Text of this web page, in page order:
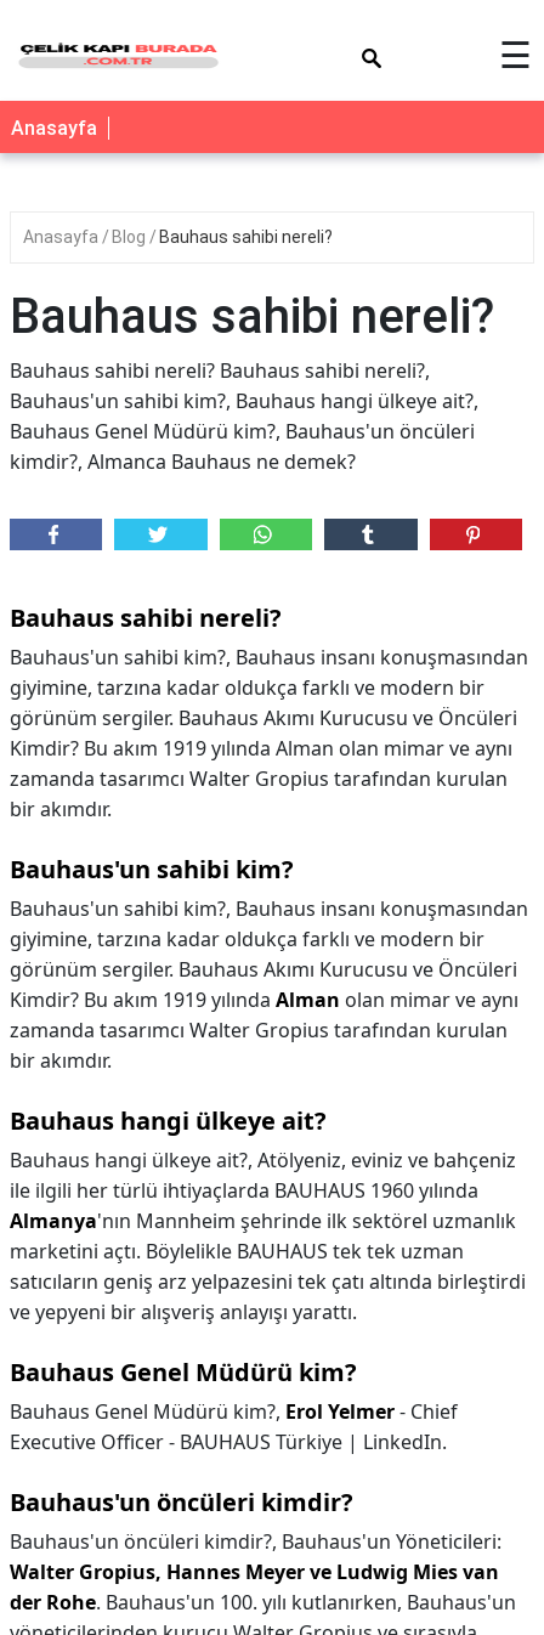
☰
Anasayfa
Anasayfa Blog Bauhaus sahibi nereli?
Bauhaus sahibi nereli?
Bauhaus sahibi nereli? Bauhaus sahibi nereli?,
Bauhaus'un sahibi kim?, Bauhaus hangi ülkeye ait?,
Bauhaus Genel Müdürü kim?, Bauhaus'un öncüleri
kimdir?, Almanca Bauhaus ne demek?
Bauhaus sahibi nereli?
Bauhaus'un sahibi kim?, Bauhaus insanı konuşmasından
giyimine, tarzına kadar oldukça farklı ve modern bir
görünüm sergiler. Bauhaus Akımı Kurucusu ve Öncüleri
Kimdir? Bu akım 1919 yılında Alman olan mimar ve aynı
zamanda tasarımcı Walter Gropius tarafından kurulan
bir akımdır.
Bauhaus'un sahibi kim?
Bauhaus'un sahibi kim?, Bauhaus insanı konuşmasından
giyimine, tarzına kadar oldukça farklı ve modern bir
görünüm sergiler. Bauhaus Akımı Kurucusu ve Öncüleri
Kimdir? Bu akım 1919 yılında Alman olan mimar ve aynı
zamanda tasarımcı Walter Gropius tarafından kurulan
bir akımdır.
Bauhaus hangi ülkeye ait?
Bauhaus hangi ülkeye ait?, Atölyeniz, eviniz ve bahçeniz
ile ilgili her türlü ihtiyaçlarda BAUHAUS 1960 yılında
Almanya'nın Mannheim şehrinde ilk sektörel uzmanlık
marketini açtı. Böylelikle BAUHAUS tek tek uzman
satıcıların geniş arz yelpazesini tek çatı altında birleştirdi
ve yepyeni bir alışveriş anlayışı yarattı.
Bauhaus Genel Müdürü kim?
Bauhaus Genel Müdürü kim?, Erol Yelmer- Chief
Executive Officer - BAUHAUS Türkiye | LinkedIn.
Bauhaus'un öncüleri kimdir?
Bauhaus'un öncüleri kimdir?, Bauhaus'un Yöneticileri:
Walter Gropius, Hannes Meyer ve Ludwig Mies van
der Rohe. Bauhaus'un 100. yılı kutlanırken, Bauhaus'un